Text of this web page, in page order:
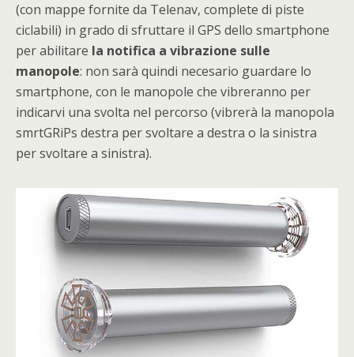
(con mappe fornite da Telenav, complete di piste
ciclabili) in grado di sfruttare il GPS dello smartphone
per abilitare la notifica a vibrazione sulle
manopole: non sarà quindi necesario guardare lo
smartphone, con le manopole che vibreranno per
indicarvi una svolta nel percorso (vibrerà la manopola
smrtGRiPs destra per svoltare a destra o la sinistra
per svoltare a sinistra).